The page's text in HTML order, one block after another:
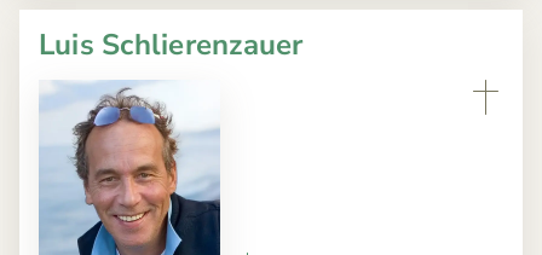
Luis Schlierenzauer